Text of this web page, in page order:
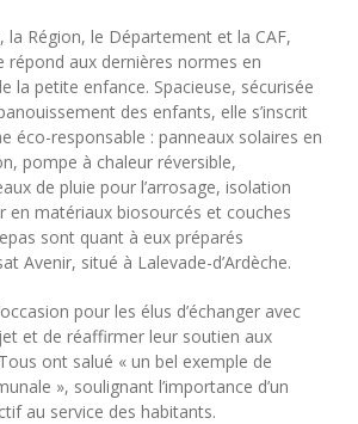
la Région, le Département et la CAF,
répond aux dernières normes en
la petite enfance. Spacieuse, sécurisée
des enfants, elle s’inscrit
éco-responsable : panneaux solaires en
pompe à chaleur réversible,
de pluie pour l’arrosage, isolation
en matériaux biosourcés et couches
sont quant à eux préparés
Avenir, situé à Lalevade-d’Ardèche.
pour les élus d’échanger avec
et de réaffirmer leur soutien aux
ont salué « un bel exemple de
», soulignant l’importance d’un
au service des habitants.